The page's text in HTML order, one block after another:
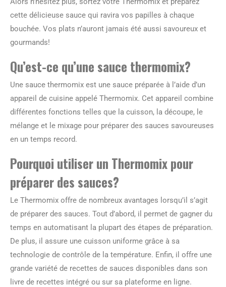
cette délicieuse sauce qui ravira vos papilles à chaque
bouchée. Vos plats n’auront jamais été aussi savoureux et
gourmands!
Qu’est-ce qu’une sauce thermomix?
Une sauce thermomix est une sauce préparée à l’aide d’un
appareil de cuisine appelé Thermomix. Cet appareil combine
différentes fonctions telles que la cuisson, la découpe, le
mélange et le mixage pour préparer des sauces savoureuses
en un temps record.
Pourquoi utiliser un Thermomix pour
préparer des sauces?
Le Thermomix offre de nombreux avantages lorsqu’il s’agit
de préparer des sauces. Tout d’abord, il permet de gagner du
temps en automatisant la plupart des étapes de préparation.
De plus, il assure une cuisson uniforme grâce à sa
technologie de contrôle de la température. Enfin, il offre une
grande variété de recettes de sauces disponibles dans son
livre de recettes intégré ou sur sa plateforme en ligne.